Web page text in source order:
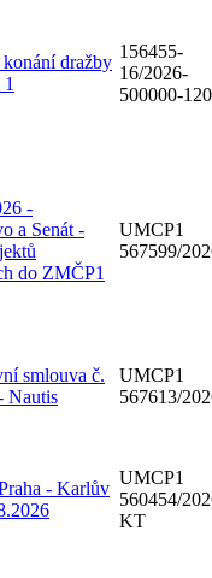
dražby
156455-
16/2026-
500000-
-
a Senát -
do ZMČP1
UMCP1
567599/
smlouva č.
Nautis
UMCP1
567613/
- Karlův
UMCP1
560454/
KT